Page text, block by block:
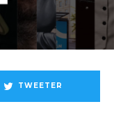
TWEETER